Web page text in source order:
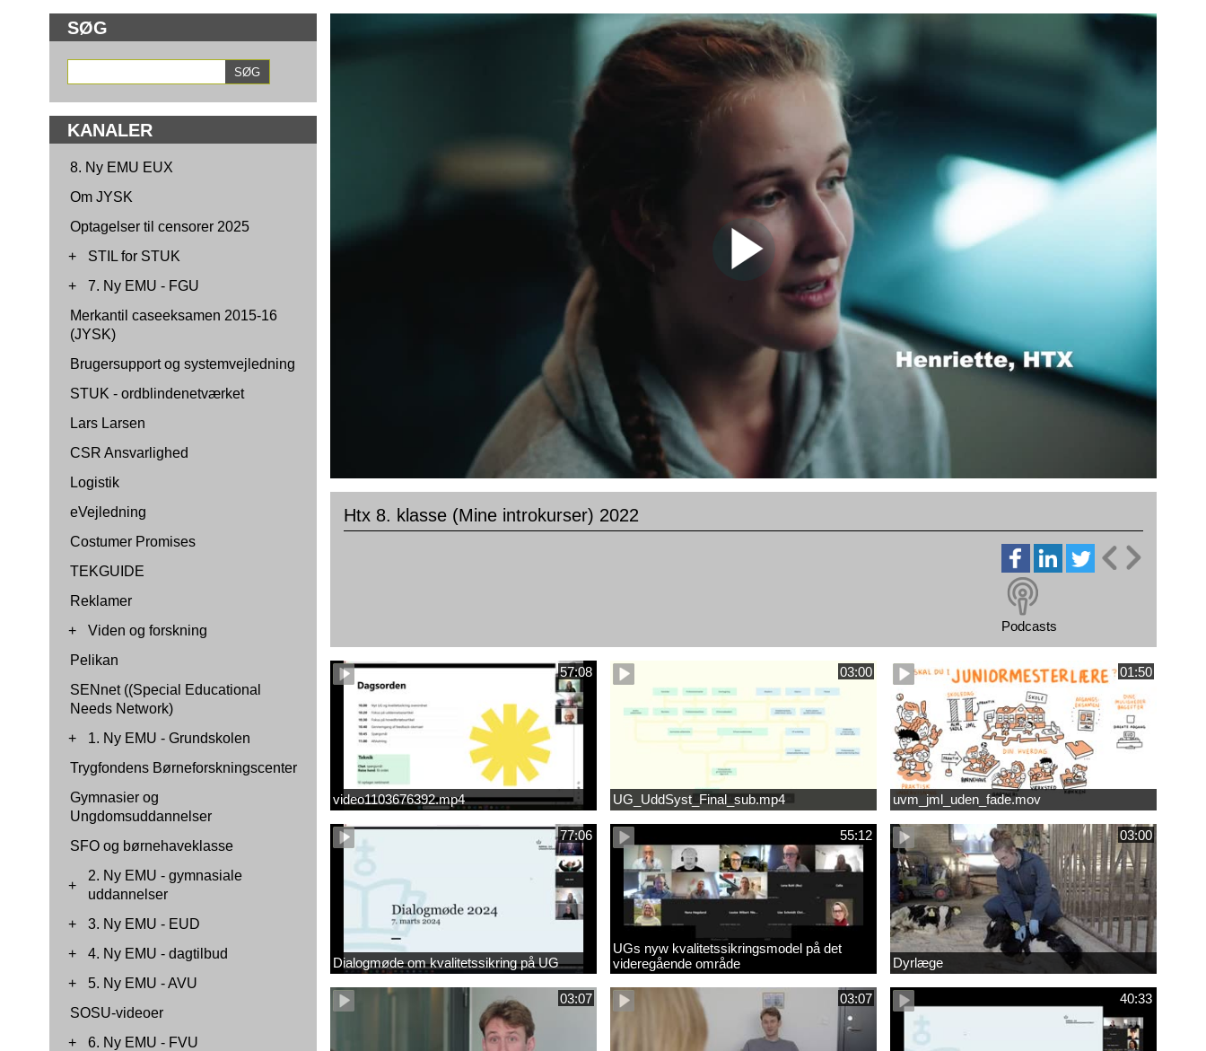
SØG
KANALER
8. Ny EMU EUX
Om JYSK
Optagelser til censorer 2025
+
STIL for STUK
+
7. Ny EMU - FGU
Merkantil caseeksamen 2015-16
(JYSK)
Brugersupport og systemvejledning
STUK - ordblindenetværket
Lars Larsen
CSR Ansvarlighed
Logistik
eVejledning
Costumer Promises
TEKGUIDE
Reklamer
+
Viden og forskning
Pelikan
SENnet ((Special Educational
Needs Network)
+
1. Ny EMU - Grundskolen
Trygfondens Børneforskningscenter
Gymnasier og
Ungdomsuddannelser
SFO og børnehaveklasse
+
2. Ny EMU - gymnasiale
uddannelser
+
3. Ny EMU - EUD
+
4. Ny EMU - dagtilbud
+
5. Ny EMU - AVU
SOSU-videoer
+
6. Ny EMU - FVU
Htx 8. klasse (Mine introkurser) 2022
Podcasts
57:08
video1103676392.mp4
03:00
UG_UddSyst_Final_sub.mp4
01:50
uvm_jml_uden_fade.mov
77:06
Dialogmøde om kvalitetssikring på UG
55:12
UGs nyw kvalitetssikringsmodel på det
videregående område
03:00
Dyrlæge
03:07 03:07 40:33